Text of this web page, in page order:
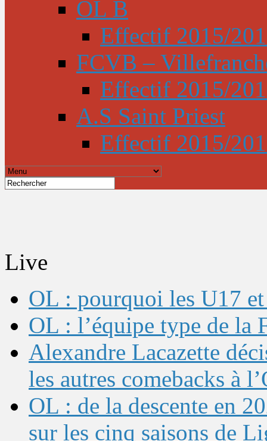
OL B
Effectif 2015/
FCVB –
Effectif 2015/
A.S Saint Priest
Effectif 2015/
Live
OL : pourquoi les U17
OL : l’équipe type de la
Alexandre Lacazette
les autres comebacks à
OL : de la descente en
sur les cinq saisons de